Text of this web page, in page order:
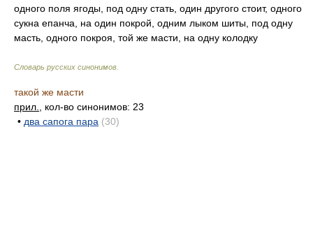
одного поля ягоды, под одну стать, один другого стоит, одного
сукна епанча, на один покрой, одним лыком шиты, под одну
масть, одного покроя, той же масти, на одну колодку
Словарь русских синонимов
такой же масти
прил.
, кол-во синонимов: 23
• два сапога пара (30)